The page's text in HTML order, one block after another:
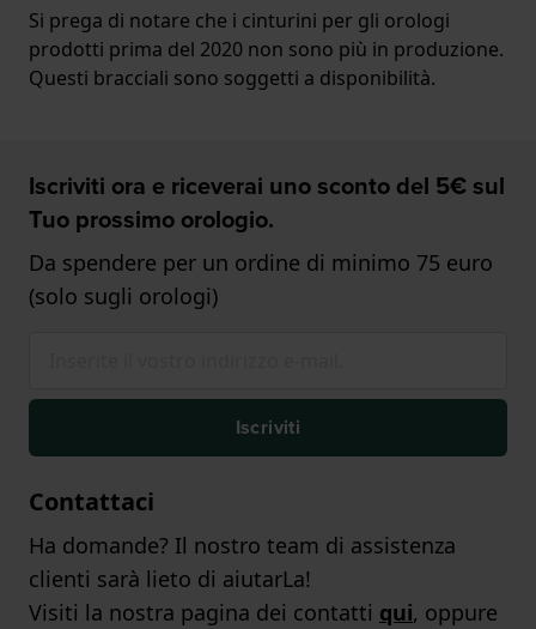
Si prega di notare che i cinturini per gli orologi
prodotti prima del 2020 non sono più in produzione.
Questi bracciali sono soggetti a disponibilità.
Iscriviti ora e riceverai uno sconto del 5€ sul
Tuo prossimo orologio.
Da spendere per un ordine di minimo 75 euro
(solo sugli orologi)
Iscriviti
Contattaci
Ha domande? Il nostro team di assistenza
clienti sarà lieto di aiutarLa!
Visiti la nostra pagina dei contatti qui, oppure